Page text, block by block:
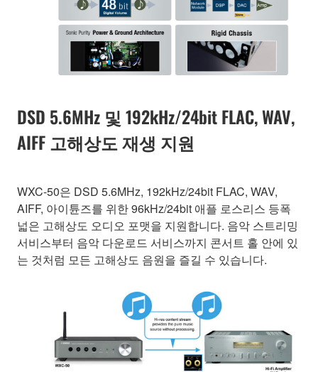
DSD 5.6MHz 및 192kHz/24bit FLAC, WAV,
AIFF 고해상도 재생 지원
WXC-50은 DSD 5.6MHz, 192kHz/24bit FLAC, WAV,
AIFF, 아이튠즈를 위한 96kHz/24bit 애플 로스리스 등폭
넓은 고해상도 오디오 포맷을 지원합니다. 음악 스트리밍
서비스부터 음악 다운로드 서비스까지 콘서트 홀 안에 있
는 것처럼 모든 고해상도 음원을 즐길 수 있습니다.